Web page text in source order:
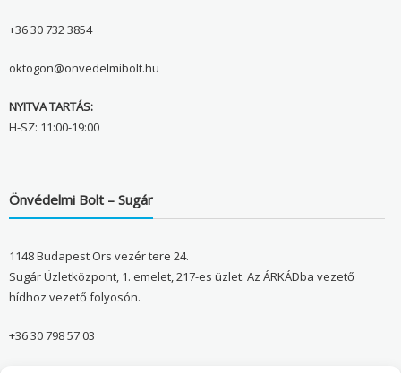
+36 30 732 3854
oktogon@onvedelmibolt.hu
NYITVA TARTÁS:
H-SZ: 11:00-19:00
Önvédelmi Bolt – Sugár
1148 Budapest Örs vezér tere 24.
Sugár Üzletközpont, 1. emelet, 217-es üzlet. Az ÁRKÁDba vezető
hídhoz vezető folyosón.
+36 30 798 57 03